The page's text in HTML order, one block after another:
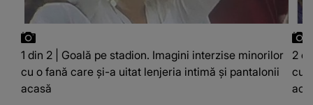
1 din 2 | Goală pe stadion. Imagini interzise minorilor
cu o fană care și-a uitat lenjeria intimă și pantalonii
acasă
2
cu